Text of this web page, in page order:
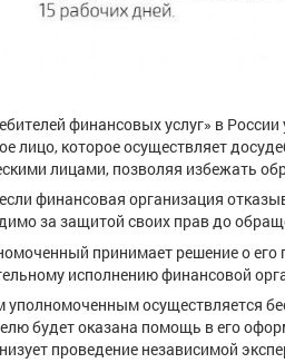
финансовых услуг» в
которое осуществляет
лицами, позволяя избежать
финансовая организация
за защитой своих прав до
принимает решение о
исполнению финансовой
осуществляется
будет оказана помощь в его
проведение независимой